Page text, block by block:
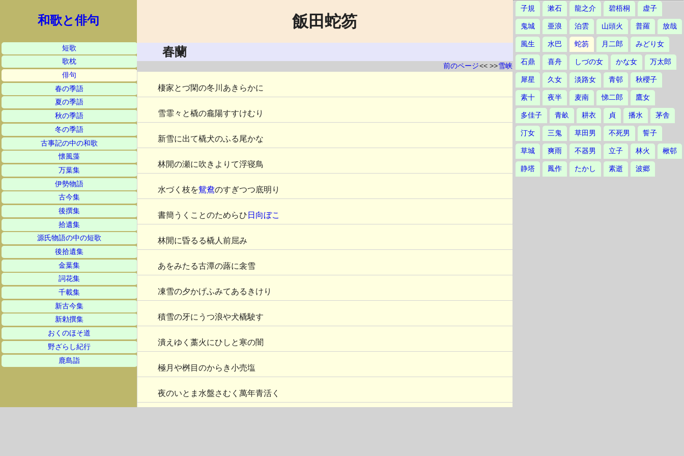
和歌と俳句
短歌
歌枕
俳句
春の季語
夏の季語
秋の季語
冬の季語
古事記の中の和歌
懐風藻
万葉集
伊勢物語
古今集
後撰集
拾遺集
源氏物語の中の短歌
後拾遺集
金葉集
詞花集
千載集
新古今集
新勅撰集
おくのほそ道
野ざらし紀行
鹿島詣
飯田蛇笏
春蘭
前のページ<< >>雪峡
棲家とづ閑の冬川あきらかに
雪霏々と橇の龕陽すすけむり
新雪に出て橇犬のふる尾かな
林閒の瀬に吹きよりて浮寝鳥
水づく枝を鴛鴦のすぎつつ底明り
書簡うくことのためらひ 日向ぼこ
林閒に昏るる橇人前屈み
あをみたる古潭の蕗に衾雪
凍雪の夕かげふみてあるきけり
積雪の牙にうつ浪や犬橇駛す
潰えゆく藁火にひしと寒の闇
極月や桝目のからき小売塩
夜のいとま水盤さむく萬年青活く
子規 漱石 龍之介 碧梧桐 虚子
鬼城 亜浪 泊雲 山頭火 普羅 放哉
風生 水巴 蛇笏 月二郎 みどり女
石鼎 喜舟 しづの女 かな女 万太郎
犀星 久女 淡路女 青邨 秋櫻子
素十 夜半 麦南 悌二郎 鷹女
多佳子 青畝 耕衣 貞 播水 茅舎
汀女 三鬼 草田男 不死男 誓子
草城 爽雨 不器男 立子 林火 楸邨
静塔 鳳作 たかし 素逝 波郷